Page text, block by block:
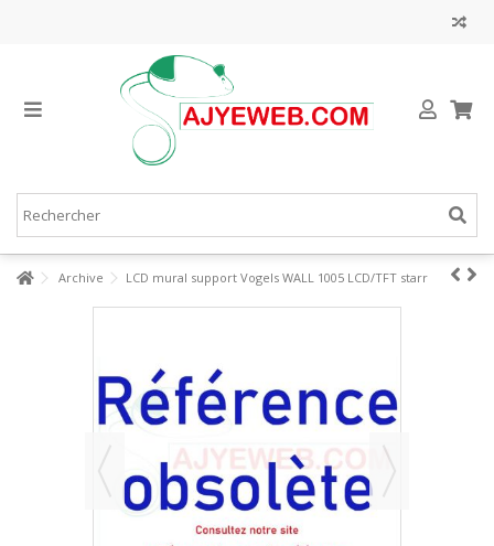
Archive LCD mural support Vogels WALL 1005 LCD/TFT starr